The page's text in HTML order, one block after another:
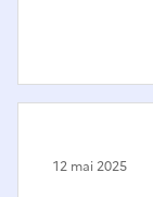
12 mai 2025